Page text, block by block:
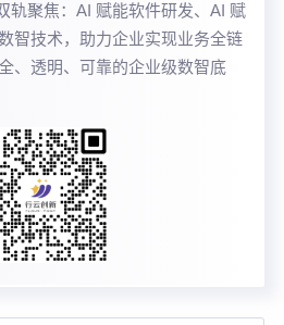
轨聚焦：AI 赋能软件研发、AI 赋
智技术，助力企业实现业务全链
、透明、可靠的企业级数智底